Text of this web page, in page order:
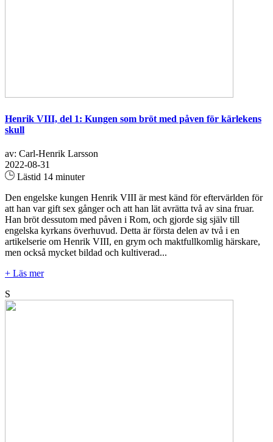
Henrik VIII, del 1: Kungen som bröt med påven för kärlekens
skull
av: Carl-Henrik Larsson
2022-08-31
Lästid 14 minuter
Den engelske kungen Henrik VIII är mest känd för eftervärlden för
att han var gift sex gånger och att han lät avrätta två av sina fruar.
Han bröt dessutom med påven i Rom, och gjorde sig själv till
engelska kyrkans överhuvud. Detta är första delen av två i en
artikelserie om Henrik VIII, en grym och maktfullkomlig härskare,
men också mycket bildad och kultiverad...
+ Läs mer
S